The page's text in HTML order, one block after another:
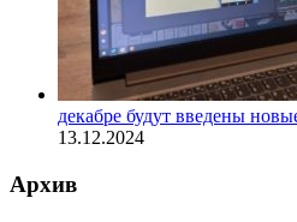
декабре будут введены
13.12.2024
Архив